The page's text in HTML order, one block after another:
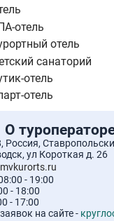
отель
отель
санаторий
отель
отель
О
Россия,
ул Короткая д. 26
- 19:00
- 18:00
- 17:00
на сайте -